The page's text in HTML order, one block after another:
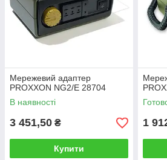
Мережевий адаптер
PROXXON NG2/E 28704
В наявності
3 451,50 ₴
Купити
1